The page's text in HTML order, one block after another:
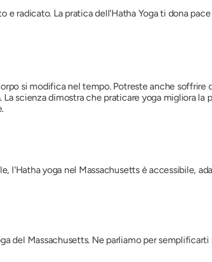
e radicato. La pratica dell'Hatha Yoga ti dona
si modifica nel tempo. Potreste anche soffrire
scienza dimostra che praticare yoga migliora la
l'Hatha yoga nel Massachusetts è accessibile,
del Massachusetts. Ne parliamo per semplificarti